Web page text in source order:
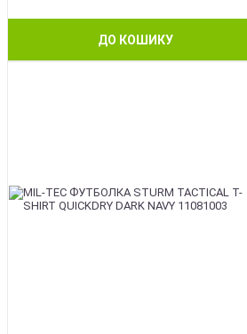
ДО КОШИКУ